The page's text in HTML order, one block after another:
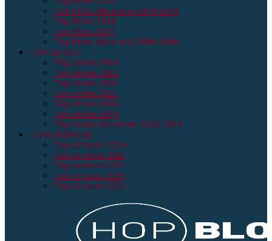
Top Films décennie 2010-2019
Top Films 2018
Top Films 2017
Top Films décennie 2000-2009
TOP SERIES
Top séries 2024
Top séries 2023
Top séries 2022
Top séries 2021
Top séries 2020
Top séries 2019
Top séries décennie 2010-2019
TOPS ROMANS
Top romans 2024
Top romans 2023
Top romans 2022
Top romans 2021
Top romans 2020